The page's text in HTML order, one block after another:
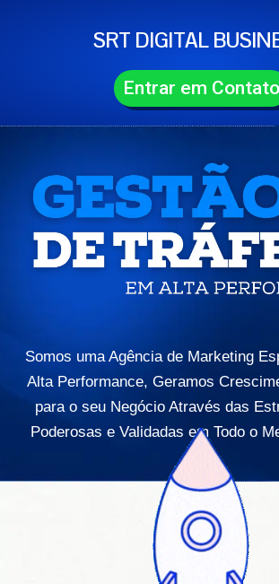
SRT DIGITAL
Entrar em Contato
Somos uma Agência de Marketing
Alta Performance, Geramos
para o seu Negócio Através das
Poderosas e Validadas em Todo o